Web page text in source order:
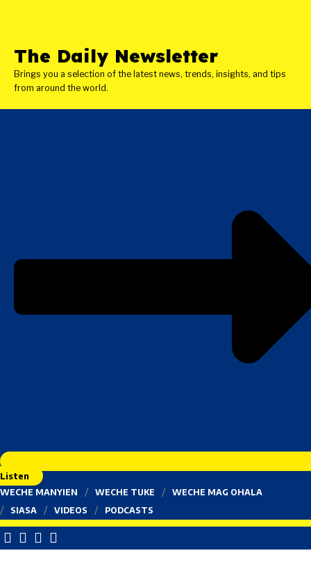
The Daily Newsletter
Brings you a selection of the latest news, trends, insights, and tips
from around the world.
Listen
WECHE MANYIEN WECHE TUKE
WECHE MAG OHALA
SIASA
VIDEOS PODCASTS